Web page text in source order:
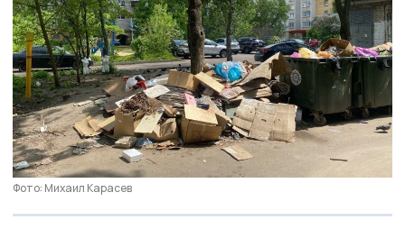
Фото: Михаил Карасев